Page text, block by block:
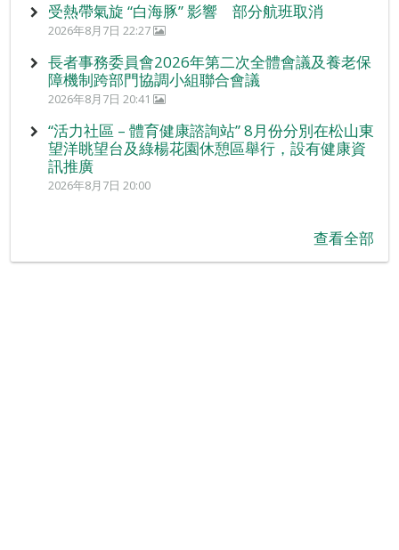
受熱帶氣旋 “白海豚” 影響 部分航班取消
2026年8月7日 22:27
長者事務委員會2026年第二次全體會議及養老保
障機制跨部門協調小組聯合會議
2026年8月7日 20:41
“活力社區 – 體育健康諮詢站” 8月份分別在松山東
望洋眺望台及綠楊花園休憩區舉行，設有健康資
訊推廣
2026年8月7日 20:00
查看全部